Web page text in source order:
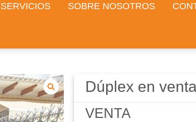
SERVICIOS SOBRE NOSOTROS
Dúplex en
VENTA